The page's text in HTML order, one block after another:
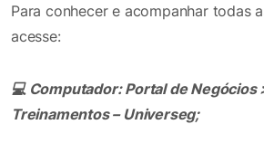
Para conhecer e acompanhar todas
acesse:
💻Computador: Portal de Negócios
Treinamentos – Universeg;